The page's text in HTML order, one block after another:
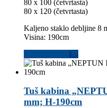
80 x 100 (četvrtasta)
80 x 120 (četvrtasta)
Kaljeno staklo debljine 8
Visina: 190cm
Tuš kabina
mm; H-190cm